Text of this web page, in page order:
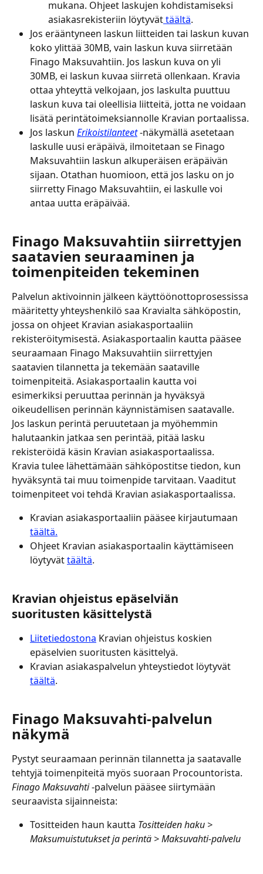
mukana. Ohjeet laskujen kohdistamiseksi
asiakasrekisteriin löytyvät täältä.
Jos erääntyneen laskun liitteiden tai laskun kuvan
koko ylittää 30MB, vain laskun kuva siirretään
Finago Maksuvahtiin. Jos laskun kuva on yli
30MB, ei laskun kuvaa siirretä ollenkaan. Kravia
ottaa yhteyttä velkojaan, jos laskulta puuttuu
laskun kuva tai oleellisia liitteitä, jotta ne voidaan
lisätä perintätoimeksiannolle Kravian portaalissa.
Jos laskun Erikoistilanteet -näkymällä asetetaan
laskulle uusi eräpäivä, ilmoitetaan se Finago
Maksuvahtiin laskun alkuperäisen eräpäivän
sijaan. Otathan huomioon, että jos lasku on jo
siirretty Finago Maksuvahtiin, ei laskulle voi
antaa uutta eräpäivää.
Finago Maksuvahtiin siirrettyjen
saatavien seuraaminen ja
toimenpiteiden tekeminen
Palvelun aktivoinnin jälkeen käyttöönottoprosessissa
määritetty yhteyshenkilö saa Kravialta sähköpostin,
jossa on ohjeet Kravian asiakasportaaliin
rekisteröitymisestä. Asiakasportaalin kautta pääsee
seuraamaan Finago Maksuvahtiin siirrettyjen
saatavien tilannetta ja tekemään saataville
toimenpiteitä. Asiakasportaalin kautta voi
esimerkiksi peruuttaa perinnän ja hyväksyä
oikeudellisen perinnän käynnistämisen saatavalle.
Jos laskun perintä peruutetaan ja myöhemmin
halutaankin jatkaa sen perintää, pitää lasku
rekisteröidä käsin Kravian asiakasportaalissa.
Kravia tulee lähettämään sähköpostitse tiedon, kun
hyväksyntä tai muu toimenpide tarvitaan. Vaaditut
toimenpiteet voi tehdä Kravian asiakasportaalissa.
Kravian asiakasportaaliin pääsee kirjautumaan
täältä.
Ohjeet Kravian asiakasportaalin käyttämiseen
löytyvät täältä.
Kravian ohjeistus epäselviän
suoritusten käsittelystä
Liitetiedostona Kravian ohjeistus koskien
epäselvien suoritusten käsittelyä.
Kravian asiakaspalvelun yhteystiedot löytyvät
täältä.
Finago Maksuvahti-palvelun
näkymä
Pystyt seuraamaan perinnän tilannetta ja saatavalle
tehtyjä toimenpiteitä myös suoraan Procountorista.
Finago Maksuvahti -palvelun pääsee siirtymään
seuraavista sijainneista:
Tositteiden haun kautta Tositteiden haku >
Maksumuistutukset ja perintä > Maksuvahti-palvelu